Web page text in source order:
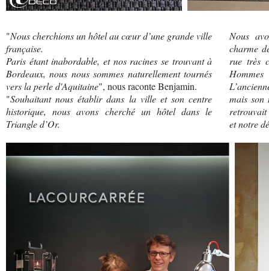
"Nous cherchions un hôtel au cœur d’une grande ville
française.
Paris étant inabordable, et nos racines se trouvant à
Bordeaux, nous nous sommes naturellement tournés
vers la perle d'Aquitaine", nous raconte Benjamin.
"Souhaitant nous établir dans la ville et son centre
historique, nous avons cherché un hôtel dans le
Triangle d’Or.
Nous
charme
rue très
mais
et notre